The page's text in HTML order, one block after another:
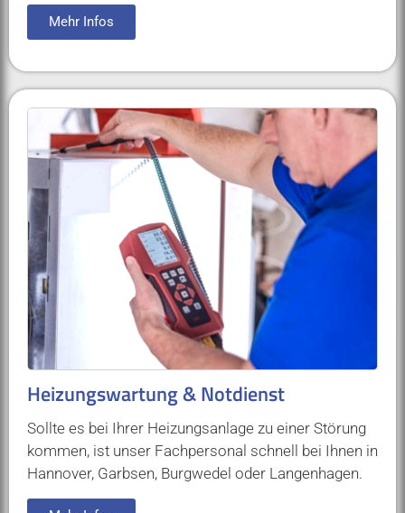
Mehr Infos
Heizungswartung & Notdienst
Sollte es bei Ihrer Heizungsanlage zu einer Störung
kommen, ist unser Fachpersonal schnell bei Ihnen in
Hannover, Garbsen, Burgwedel oder Langenhagen.